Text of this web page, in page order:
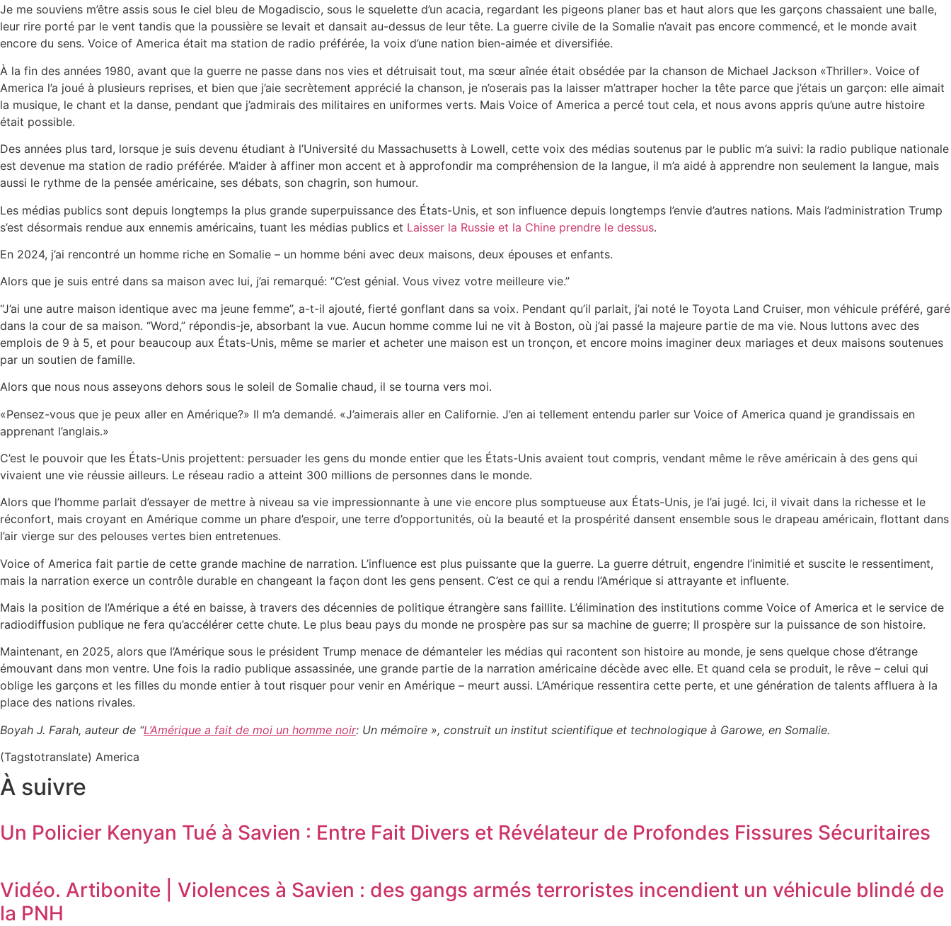
Je me souviens m’être assis sous le ciel bleu de Mogadiscio, sous le squelette d’un acacia, regardant les pigeons planer bas et haut alors que les garçons chassaient une balle,
leur rire porté par le vent tandis que la poussière se levait et dansait au-dessus de leur tête. La guerre civile de la Somalie n’avait pas encore commencé, et le monde avait
encore du sens. Voice of America était ma station de radio préférée, la voix d’une nation bien-aimée et diversifiée.
À la fin des années 1980, avant que la guerre ne passe dans nos vies et détruisait tout, ma sœur aînée était obsédée par la chanson de Michael Jackson «Thriller». Voice of
America l’a joué à plusieurs reprises, et bien que j’aie secrètement apprécié la chanson, je n’oserais pas la laisser m’attraper hocher la tête parce que j’étais un garçon: elle aimait
la musique, le chant et la danse, pendant que j’admirais des militaires en uniformes verts. Mais Voice of America a percé tout cela, et nous avons appris qu’une autre histoire
était possible.
Des années plus tard, lorsque je suis devenu étudiant à l’Université du Massachusetts à Lowell, cette voix des médias soutenus par le public m’a suivi: la radio publique nationale
est devenue ma station de radio préférée. M’aider à affiner mon accent et à approfondir ma compréhension de la langue, il m’a aidé à apprendre non seulement la langue, mais
aussi le rythme de la pensée américaine, ses débats, son chagrin, son humour.
Les médias publics sont depuis longtemps la plus grande superpuissance des États-Unis, et son influence depuis longtemps l’envie d’autres nations. Mais l’administration Trump
s’est désormais rendue aux ennemis américains, tuant les médias publics et Laisser la Russie et la Chine prendre le dessus.
En 2024, j’ai rencontré un homme riche en Somalie – un homme béni avec deux maisons, deux épouses et enfants.
Alors que je suis entré dans sa maison avec lui, j’ai remarqué: “C’est génial. Vous vivez votre meilleure vie.”
“J’ai une autre maison identique avec ma jeune femme”, a-t-il ajouté, fierté gonflant dans sa voix. Pendant qu’il parlait, j’ai noté le Toyota Land Cruiser, mon véhicule préféré, garé
dans la cour de sa maison. “Word,” répondis-je, absorbant la vue. Aucun homme comme lui ne vit à Boston, où j’ai passé la majeure partie de ma vie. Nous luttons avec des
emplois de 9 à 5, et pour beaucoup aux États-Unis, même se marier et acheter une maison est un tronçon, et encore moins imaginer deux mariages et deux maisons soutenues
par un soutien de famille.
Alors que nous nous asseyons dehors sous le soleil de Somalie chaud, il se tourna vers moi.
«Pensez-vous que je peux aller en Amérique?» Il m’a demandé. «J’aimerais aller en Californie. J’en ai tellement entendu parler sur Voice of America quand je grandissais en
apprenant l’anglais.»
C’est le pouvoir que les États-Unis projettent: persuader les gens du monde entier que les États-Unis avaient tout compris, vendant même le rêve américain à des gens qui
vivaient une vie réussie ailleurs. Le réseau radio a atteint 300 millions de personnes dans le monde.
Alors que l’homme parlait d’essayer de mettre à niveau sa vie impressionnante à une vie encore plus somptueuse aux États-Unis, je l’ai jugé. Ici, il vivait dans la richesse et le
réconfort, mais croyant en Amérique comme un phare d’espoir, une terre d’opportunités, où la beauté et la prospérité dansent ensemble sous le drapeau américain, flottant dans
l’air vierge sur des pelouses vertes bien entretenues.
Voice of America fait partie de cette grande machine de narration. L’influence est plus puissante que la guerre. La guerre détruit, engendre l’inimitié et suscite le ressentiment,
mais la narration exerce un contrôle durable en changeant la façon dont les gens pensent. C’est ce qui a rendu l’Amérique si attrayante et influente.
Mais la position de l’Amérique a été en baisse, à travers des décennies de politique étrangère sans faillite. L’élimination des institutions comme Voice of America et le service de
radiodiffusion publique ne fera qu’accélérer cette chute. Le plus beau pays du monde ne prospère pas sur sa machine de guerre; Il prospère sur la puissance de son histoire.
Maintenant, en 2025, alors que l’Amérique sous le président Trump menace de démanteler les médias qui racontent son histoire au monde, je sens quelque chose d’étrange
émouvant dans mon ventre. Une fois la radio publique assassinée, une grande partie de la narration américaine décède avec elle. Et quand cela se produit, le rêve – celui qui
oblige les garçons et les filles du monde entier à tout risquer pour venir en Amérique – meurt aussi. L’Amérique ressentira cette perte, et une génération de talents affluera à la
place des nations rivales.
Boyah J. Farah, auteur de “L’Amérique a fait de moi un homme noir: Un mémoire », construit un institut scientifique et technologique à Garowe, en Somalie.
(Tagstotranslate) America
À suivre
Un Policier Kenyan Tué à Savien : Entre Fait Divers et Révélateur de Profondes Fissures Sécuritaires
Vidéo. Artibonite | Violences à Savien : des gangs armés terroristes incendient un véhicule blindé de
la PNH